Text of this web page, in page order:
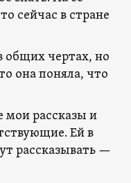
сейчас в стране
общих чертах, но
она поняла, что
мои рассказы и
Ей в
рассказывать —